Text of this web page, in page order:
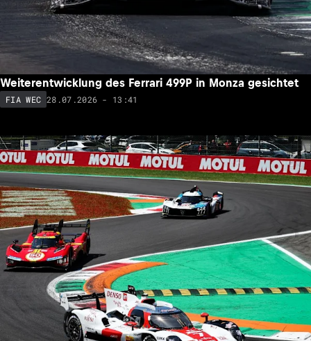
Weiterentwicklung des Ferrari 499P in Monza gesichtet
FIA WEC 28.07.2026 - 13:41